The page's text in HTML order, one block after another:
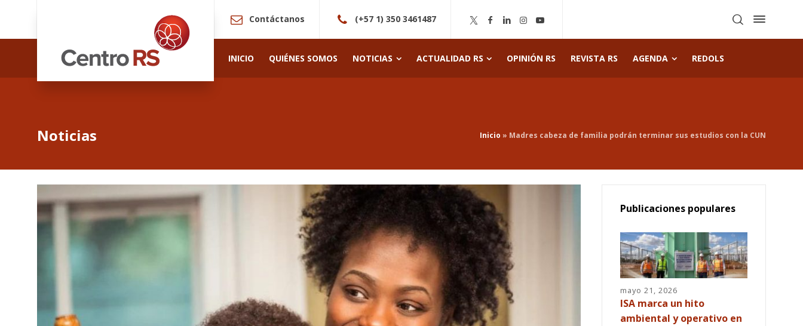
Contáctanos (+57 1) 350 3461487
INICIO QUIÉNES SOMOS NOTICIAS ACTUALIDAD RS OPINIÓN RS REVISTA RS AGENDA REDOLS
Noticias Inicio » Madres cabeza de familia podrán terminar sus estudios con la CUN
Publicaciones populares
mayo 21, 2026
ISA marca un hito
ambiental y operativo en